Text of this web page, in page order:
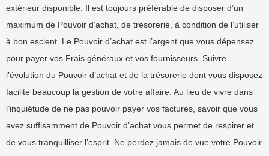
extérieur disponible. Il est toujours préférable de disposer d’un
maximum de Pouvoir d’achat, de trésorerie, à condition de l’utiliser
à bon escient. Le Pouvoir d’achat est l’argent que vous dépensez
pour payer vos Frais généraux et vos fournisseurs. Suivre
l’évolution du Pouvoir d’achat et de la trésorerie dont vous disposez
facilite beaucoup la gestion de votre affaire. Au lieu de vivre dans
l’inquiétude de ne pas pouvoir payer vos factures, savoir que vous
avez suffisamment de Pouvoir d’achat vous permet de respirer et
de vous tranquilliser l’esprit. Ne perdez jamais de vue votre Pouvoir